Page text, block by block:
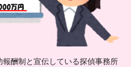
酬制と宣伝している探偵事務所